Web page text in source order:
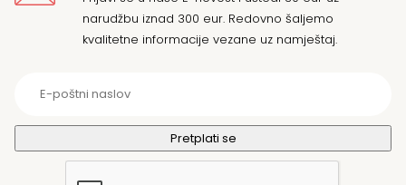
narudžbu iznad 300 eur. Redovno šaljemo
kvalitetne informacije vezane uz namještaj.